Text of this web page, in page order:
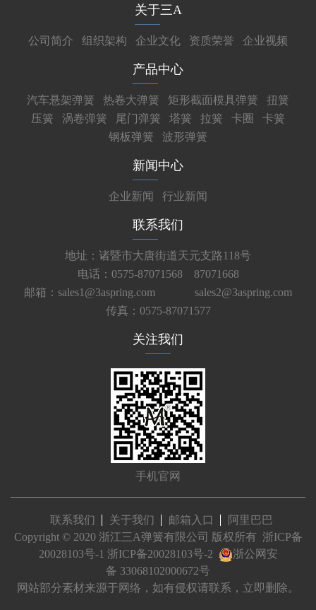
关于三A
公司简介 组织架构 企业文化 资质荣誉 企业视频
产品中心
汽车悬架弹簧 热卷大弹簧 矩形截面模具弹簧
扭簧
压簧
涡卷弹簧 尾门弹簧 塔簧 拉簧 卡圈
卡簧
钢板弹簧
波形弹簧
新闻中心
企业新闻 行业新闻
联系我们
地址：诸暨市大唐街道天元支路118号
电话：0575-87071568 87071668
邮箱：sales1@3aspring.com
sales2@3aspring.com
传真：0575-87071577
关注我们
手机官网
联系我们 关于我们 邮箱入口
阿里巴巴
Copyright © 2020 浙江三A弹簧有限公司 版权所有 浙ICP备
20028103号-1 浙ICP备20028103号-2
浙公网安
备 33068102000672号
网站部分素材来源于网络，如有侵权请联系，立即删除。